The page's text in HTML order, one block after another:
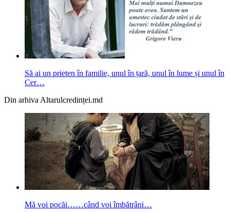
Să ai un prieten în familie, unul în țară, unul în lume și unul în
Cer…
Din arhiva Altarulcredinței.md
Mă voi pocăi……când voi îmbătrâni…